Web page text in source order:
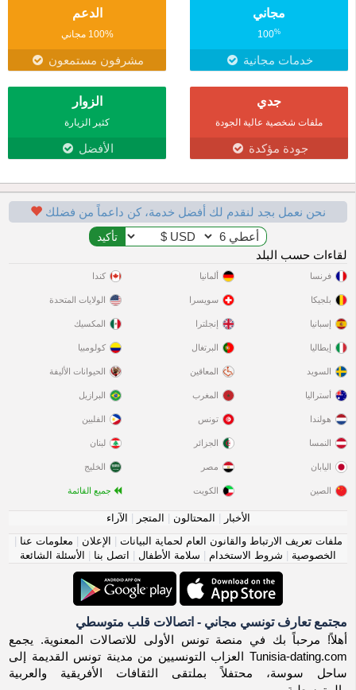
مجاني
100%
خدمات مجانية
الدعم
100% مجاني
مشرفون مستمعون
جدي
ملفات شخصية عالية الجودة
جودة مؤكدة
الزوار
كثير الزيارة
الأفضل
نحن نعمل بجد لنقدم لك أفضل خدمة، كن داعماً من فضلك
لقاءات حسب البلد
فرنسا
بلجيكا
إسبانيا
إيطاليا
السويد
ألمانيا
سويسرا
إنجلترا
البرتغال
المعاقين
كندا
الولايات المتحدة
المكسيك
كولومبيا
الحيوانات الأليفة
أستراليا
هولندا
النمسا
اليابان
الصين
المغرب
تونس
الجزائر
مصر
الكويت
البرازيل
الفلبين
لبنان
الخليج
جميع القائمة
الأخبار المحتالون المتجر
الآراء
ملفات تعريف الارتباط والقانون العام لحماية البيانات
الإعلان معلومات عنا
الخصوصية
شروط الاستخدام سلامة الأطفال اتصل بنا الأسئلة الشائعة
مجتمع تعارف تونسي مجاني - اتصالات قلب متوسطي
أهلاً! مرحباً بك في منصة تونس الأولى للاتصالات المعنوية. يجمع
Tunisia-dating.com العزاب التونسيين من مدينة تونس القديمة إلى
ساحل سوسة، محتفلاً بملتقى الثقافات الأفريقية والعربية